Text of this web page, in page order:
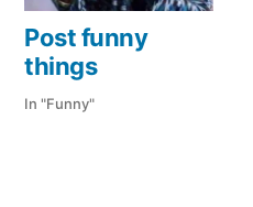
Post funny
things
In "Funny"